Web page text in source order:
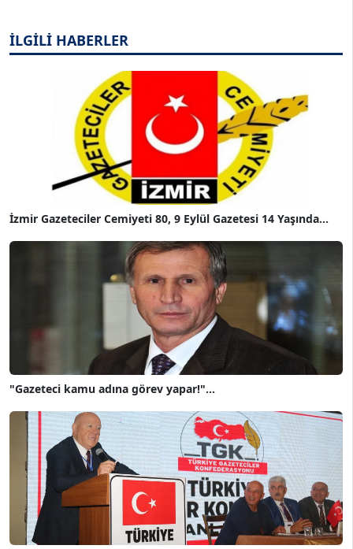
İLGİLİ HABERLER
İzmir Gazeteciler Cemiyeti 80, 9 Eylül Gazetesi 14 Yaşında...
"Gazeteci kamu adına görev yapar!"...